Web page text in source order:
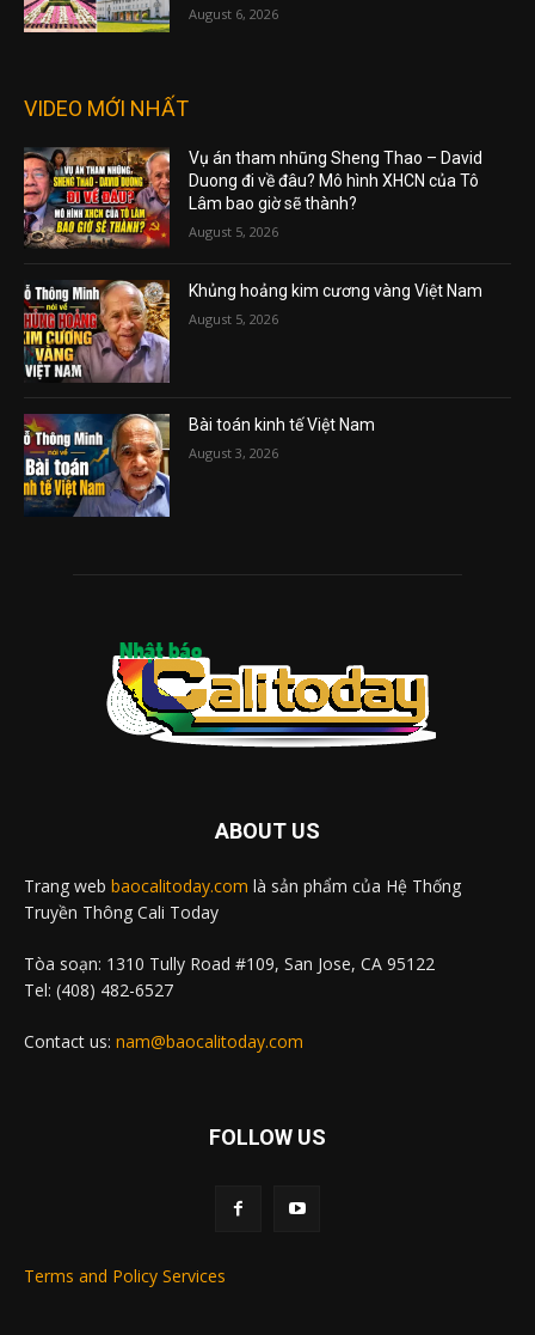
August 6, 2026
VIDEO MỚI NHẤT
Vụ án tham nhũng Sheng Thao – David
Duong đi về đâu? Mô hình XHCN của Tô
Lâm bao giờ sẽ thành?
August 5, 2026
Khủng hoảng kim cương vàng Việt Nam
August 5, 2026
Bài toán kinh tế Việt Nam
August 3, 2026
ABOUT US
Trang web baocalitoday.com là sản phẩm của Hệ Thống
Truyền Thông Cali Today
Tòa soạn: 1310 Tully Road #109, San Jose, CA 95122
Tel: (408) 482-6527
Contact us: nam@baocalitoday.com
FOLLOW US
Terms and Policy Services